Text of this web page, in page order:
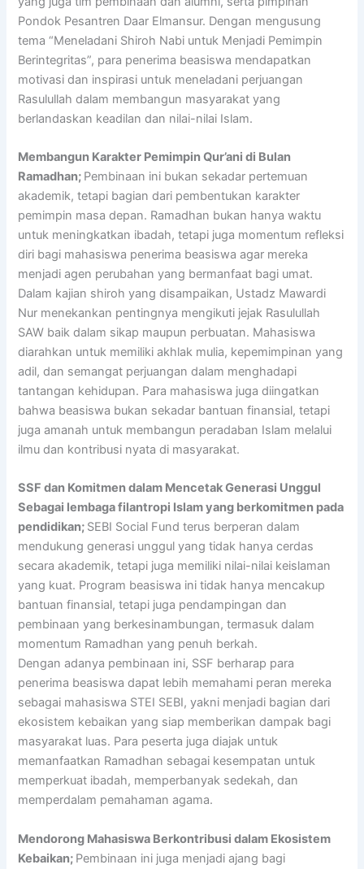
Pondok Pesantren Daar Elmansur. Dengan mengusung
tema “Meneladani Shiroh Nabi untuk Menjadi Pemimpin
Berintegritas”, para penerima beasiswa mendapatkan
motivasi dan inspirasi untuk meneladani perjuangan
Rasulullah dalam membangun masyarakat yang
berlandaskan keadilan dan nilai-nilai Islam.
Membangun Karakter Pemimpin Qur’ani di Bulan
Ramadhan; Pembinaan ini bukan sekadar pertemuan
akademik, tetapi bagian dari pembentukan karakter
pemimpin masa depan. Ramadhan bukan hanya waktu
untuk meningkatkan ibadah, tetapi juga momentum refleksi
diri bagi mahasiswa penerima beasiswa agar mereka
menjadi agen perubahan yang bermanfaat bagi umat.
Dalam kajian shiroh yang disampaikan, Ustadz Mawardi
Nur menekankan pentingnya mengikuti jejak Rasulullah
SAW baik dalam sikap maupun perbuatan. Mahasiswa
diarahkan untuk memiliki akhlak mulia, kepemimpinan yang
adil, dan semangat perjuangan dalam menghadapi
tantangan kehidupan. Para mahasiswa juga diingatkan
bahwa beasiswa bukan sekadar bantuan finansial, tetapi
juga amanah untuk membangun peradaban Islam melalui
ilmu dan kontribusi nyata di masyarakat.
SSF dan Komitmen dalam Mencetak Generasi Unggul
Sebagai lembaga filantropi Islam yang berkomitmen pada
pendidikan; SEBI Social Fund terus berperan dalam
mendukung generasi unggul yang tidak hanya cerdas
secara akademik, tetapi juga memiliki nilai-nilai keislaman
yang kuat. Program beasiswa ini tidak hanya mencakup
bantuan finansial, tetapi juga pendampingan dan
pembinaan yang berkesinambungan, termasuk dalam
momentum Ramadhan yang penuh berkah.
Dengan adanya pembinaan ini, SSF berharap para
penerima beasiswa dapat lebih memahami peran mereka
sebagai mahasiswa STEI SEBI, yakni menjadi bagian dari
ekosistem kebaikan yang siap memberikan dampak bagi
masyarakat luas. Para peserta juga diajak untuk
memanfaatkan Ramadhan sebagai kesempatan untuk
memperkuat ibadah, memperbanyak sedekah, dan
memperdalam pemahaman agama.
Mendorong Mahasiswa Berkontribusi dalam Ekosistem
Kebaikan; Pembinaan ini juga menjadi ajang bagi